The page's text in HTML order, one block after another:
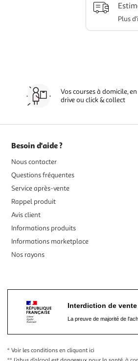
Plus
Vos courses à domicile, en
drive ou click & collect
Besoin d'aide ?
Nous contacter
Questions fréquentes
Service après-vente
Rappel produit
Avis client
Informations produits
Informations marketplace
Nos rayons
Interdiction de
La preuve de majorité de
* Voir les conditions en cliquant ici